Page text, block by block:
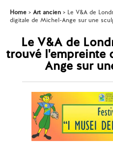
Home Art ancien
Le V&A de
digitale de Michel-Ange sur une
Le V&A de
trouvé l'empreinte
Ange sur